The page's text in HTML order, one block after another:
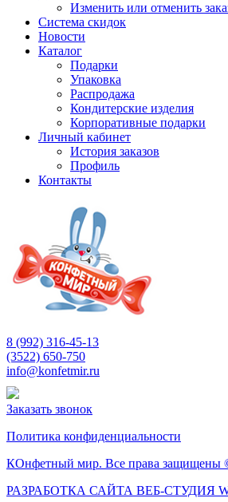
Изменить или отменить
Система скидок
Новости
Каталог
Подарки
Упаковка
Распродажа
Кондитерские изделия
Корпоративные подарки
Личный кабинет
История заказов
Профиль
Контакты
8 (992) 316-45-13
(3522) 650-750
info@konfetmir.ru
Заказать звонок
Политика конфиденциальности
КОнфетный мир. Все права защищены
РАЗРАБОТКА САЙТА ВЕБ-СТУДИЯ